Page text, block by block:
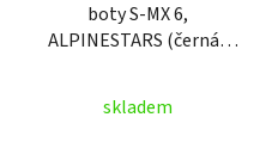
boty S-MX 6,
ALPINESTARS (černá/
skladem